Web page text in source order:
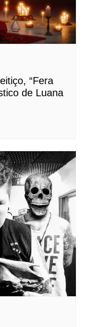
“Fera
de Luana